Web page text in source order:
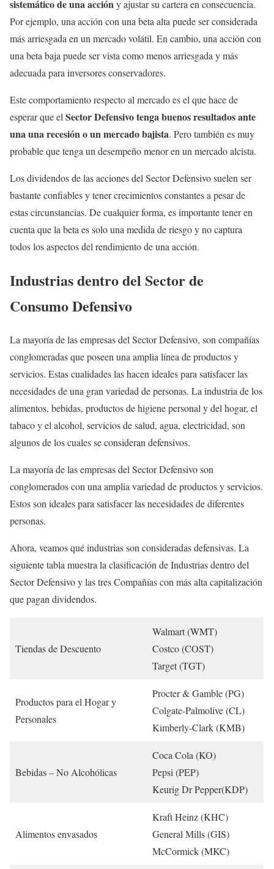
sistemático de una accióny ajustar su cartera en consecuencia.
Por ejemplo, una acción con una beta alta puede ser considerada
más arriesgada en un mercado volátil. En cambio, una acción con
una beta baja puede ser vista como menos arriesgada y más
adecuada para inversores conservadores.
Este comportamiento respecto al mercado es el que hace de
esperar que el Sector Defensivo tenga buenos resultados ante
una una recesión o un mercado bajista. Pero también es muy
probable que tenga un desempeño menor en un mercado alcista.
Los dividendos de las acciones del Sector Defensivo suelen ser
bastante confiables y tener crecimientos constantes a pesar de
estas circunstancias. De cualquier forma, es importante tener en
cuenta que la beta es solo una medida de riesgo y no captura
todos los aspectos del rendimiento de una acción.
Industrias dentro del Sector de
Consumo Defensivo
La mayoría de las empresas del Sector Defensivo, son compañías
conglomeradas que poseen una amplia línea de productos y
servicios. Estas cualidades las hacen ideales para satisfacer las
necesidades de una gran variedad de personas. La industria de los
alimentos, bebidas, productos de higiene personal y del hogar, el
tabaco y el alcohol, servicios de salud, agua, electricidad, son
algunos de los cuales se consideran defensivos.
La mayoría de las empresas del Sector Defensivo son
conglomerados con una amplia variedad de productos y servicios.
Estos son ideales para satisfacer las necesidades de diferentes
personas.
Ahora, veamos qué industrias son consideradas defensivas. La
siguiente tabla muestra la clasificación de Industrias dentro del
Sector Defensivo y las tres Compañías con más alta capitalización
que pagan dividendos.
Tiendas de Descuento
Walmart (WMT)
Costco (COST)
Target (TGT)
Productos para el Hogar y
Personales
Procter & Gamble (PG)
Colgate-Palmolive (CL)
Kimberly-Clark (KMB)
Bebidas – No Alcohólicas
Coca Cola (KO)
Pepsi (PEP)
Keurig Dr Pepper(KDP)
Alimentos envasados
Kraft Heinz (KHC)
General Mills (GIS)
McCormick (MKC)